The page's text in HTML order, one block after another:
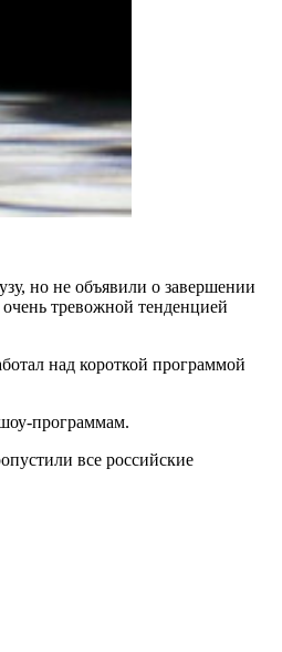
но не объявили о завершении
тревожной тенденцией
над короткой программой
программам.
все российские